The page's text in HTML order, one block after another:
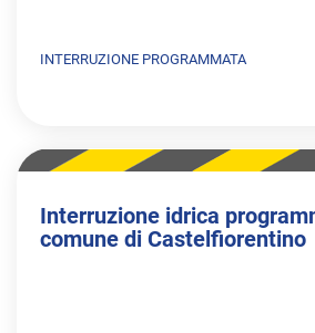
INTERRUZIONE PROGRAMMATA
Interruzione idrica
comune di Castelfiorentino